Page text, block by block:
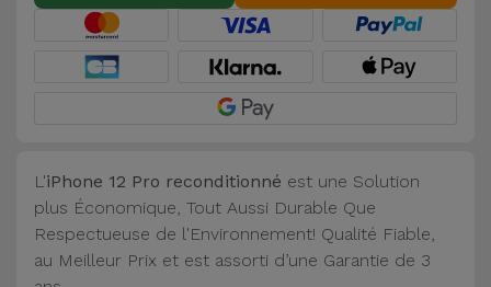
L'iPhone 12 Pro reconditionné est une Solution
plus Économique, Tout Aussi Durable Que
Respectueuse de l'Environnement! Qualité Fiable,
au Meilleur Prix et est assorti d’une Garantie de 3